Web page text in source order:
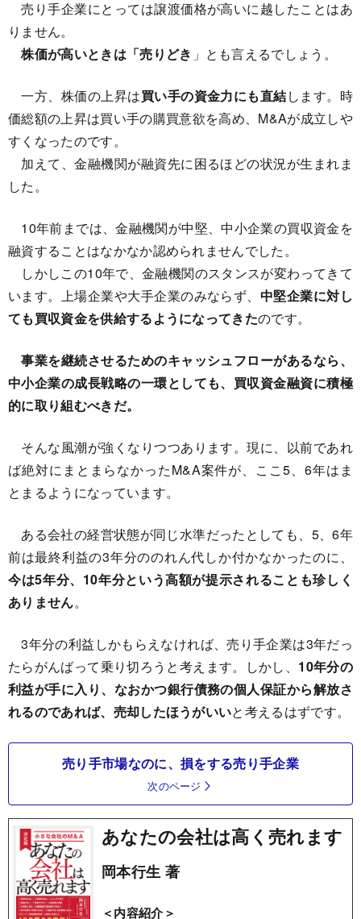
売り手企業にとっては譲渡価格が高いに越したことはあ
りません。
株価が高いときは「売りどき 」とも言えるでしょう。
一方、株価の上昇は買い手の資金力にも直結します。時
価総額の上昇は買い手の購買意欲を高め、M&Aが成立しや
すくなったのです。
加えて、金融機関が融資先に困るほどの状況が生まれま
した。
10年前までは、金融機関が中堅、中小企業の買収資金を
融資することはなかなか認められませんでした。
しかしこの10年で、金融機関のスタンスが変わってきて
います。上場企業や大手企業のみならず、 中堅企業に対し
ても買収資金を供給するようになってきたのです。
事業を継続させるためのキャッシュフローがあるなら、
中小企業の成長戦略の一環としても、買収資金融資に積極
的に取り組むべきだ。
そんな風潮が強くなりつつあります。現に、以前であれ
ば絶対にまとまらなかったM&A案件が、ここ5、6年はま
とまるようになっています。
ある会社の経営状態が同じ水準だったとしても、5、6年
前は最終利益の3年分ののれん代しか付かなかったのに、
今は5年分、10年分という高額が提示されることも珍しく
ありません。
3年分の利益しかもらえなければ、売り手企業は3年だっ
たらがんばって乗り切ろうと考えます。しかし、 10年分の
利益が手に入り、なおかつ銀行債務の個人保証から解放さ
れるのであれば、売却したほうがいいと考えるはずです。
売り手市場なのに、損をする売り手企業
次のページ
あなたの会社は高く売れます
岡本行生 著
＜内容紹介＞